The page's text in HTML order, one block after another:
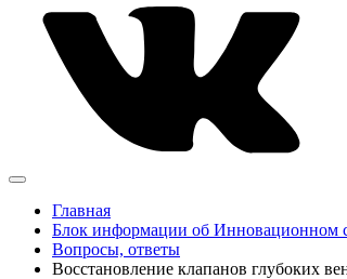
Главная
Блок информации об Инновационном
Вопросы, ответы
Восстановление клапанов глубоких